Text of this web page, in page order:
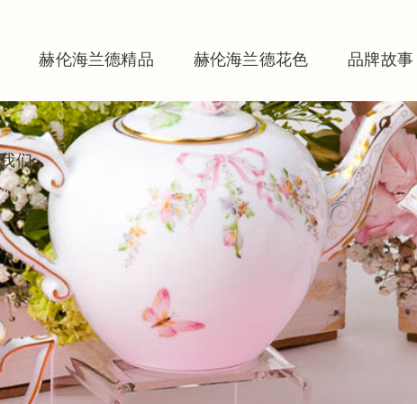
赫伦海兰德精品 赫伦海兰德花色 品牌故事
们